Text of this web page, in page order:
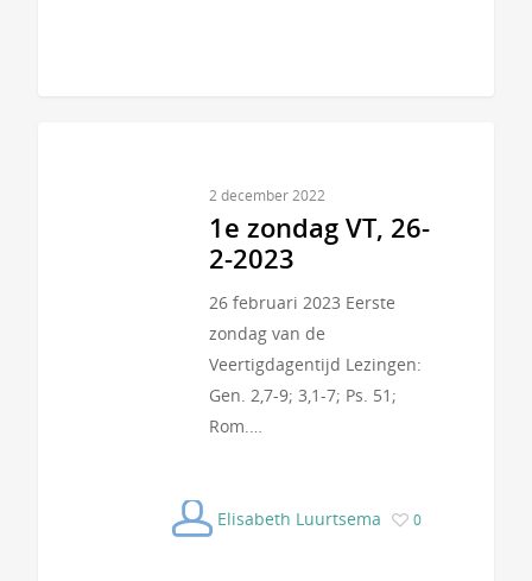
2 december 2022
1e zondag VT, 26-
2-2023
26 februari 2023 Eerste
zondag van de
Veertigdagentijd Lezingen:
Gen. 2,7-9; 3,1-7; Ps. 51;
Rom.…
Elisabeth Luurtsema 0